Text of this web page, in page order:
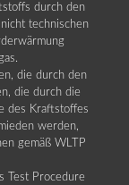
durch den
technischen
die durch den
die durch die
des Kraftstoffes
werden,
gemäß WLTP
Test Procedure